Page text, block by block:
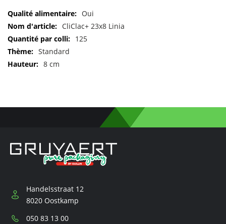
Pour
plus
Oui
CliClac+ 23x8 Linia
125
Standard
8 cm
Handelsstraat 12
8020 Oostkamp
Téléphone:
050 83 13 00